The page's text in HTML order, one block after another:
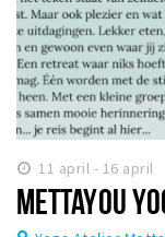
11 april - 16 april
METTAYOU